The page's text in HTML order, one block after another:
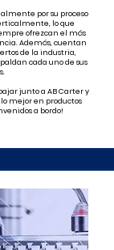
por su proceso
lo que
ofrezcan el más
Además, cuentan
de la industria,
cada uno de sus
junto a AB Carter y
mejor en productos
a bordo!